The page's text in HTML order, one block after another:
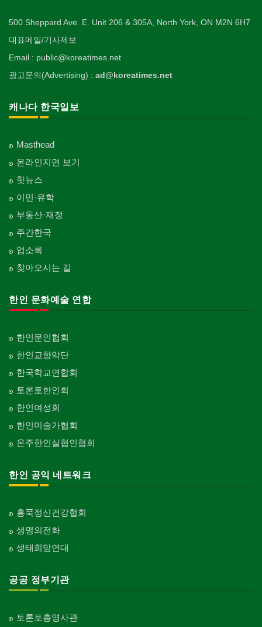
500 Sheppard Ave. E. Unit 206 & 305A, North York, ON M2N 6H7
대표메일/기사제보
Email : public@koreatimes.net
광고문의(Advertising) : ad@koreatimes.net
캐나다 한국일보
Masthead
온라인지면 보기
핫뉴스
이민·유학
부동산·재정
주간한국
업소록
찾아오시는 길
한인 문화예술 연합
한인문인협회
한인교향악단
한국학교연합회
토론토한인회
한인여성회
한인미술가협회
온주한인실협인협회
한인 공익 네트워크
홍푹정신건강협회
생명의전화
생태희망연대
공공 정부기관
토론토총영사관